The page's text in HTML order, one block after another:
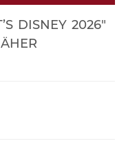
DISNEY 2026" –